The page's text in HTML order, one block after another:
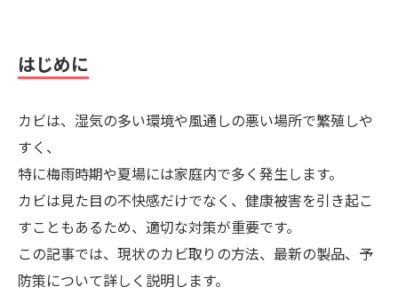
はじめに
カビは、湿気の多い環境や風通しの悪い場所で繁殖しや
すく、
特に梅雨時期や夏場には家庭内で多く発生します。
カビは見た目の不快感だけでなく、健康被害を引き起こ
すこともあるため、適切な対策が重要です。
この記事では、現状のカビ取りの方法、最新の製品、予
防策について詳しく説明します。